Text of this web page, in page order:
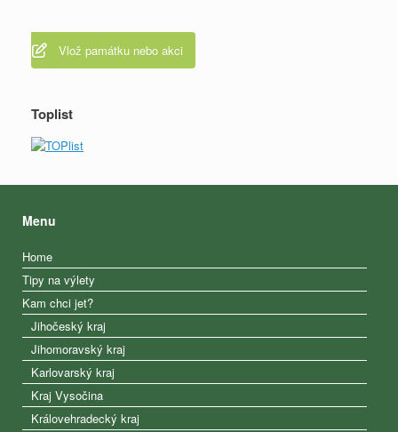
Vlož památku nebo akci
Toplist
Menu
Home
Tipy na výlety
Kam chci jet?
Jihočeský kraj
Jihomoravský kraj
Karlovarský kraj
Kraj Vysočina
Královehradecký kraj